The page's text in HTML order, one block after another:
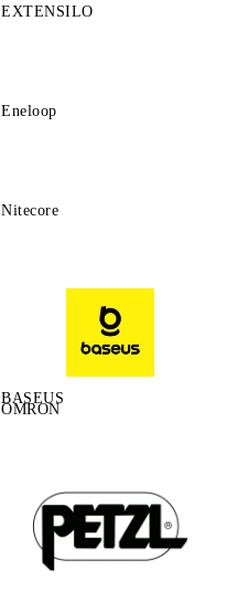
EXTENSILO
Eneloop
Nitecore
BASEUS
OMRON